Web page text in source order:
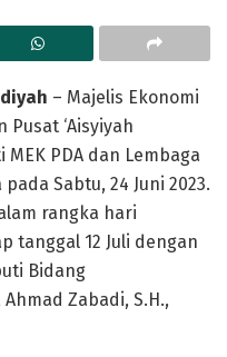
– Majelis Ekonomi
‘Aisyiyah
PDA dan Lembaga
Sabtu, 24 Juni 2023.
rangka hari
tanggal 12 Juli dengan
Bidang
Zabadi, S.H.,